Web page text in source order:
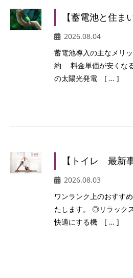
【蓄電池と住ま
2026.08.04
蓄電池導入の主なメリ
約 料金単価が安くな
の太陽光発電 [ … ]
【トイレ 最新
2026.08.03
ワンランク上のおすす
たします。 ◎リラック
快適にする機 [ … ]